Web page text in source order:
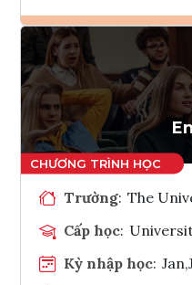
Trường: The
Cấp học:
Kỳ nhập học: